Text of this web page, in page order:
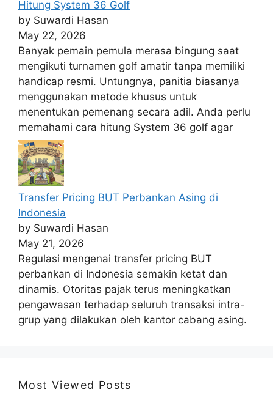
Hitung System 36 Golf
by Suwardi Hasan
May 22, 2026
Banyak pemain pemula merasa bingung saat
mengikuti turnamen golf amatir tanpa memiliki
handicap resmi. Untungnya, panitia biasanya
menggunakan metode khusus untuk
menentukan pemenang secara adil. Anda perlu
memahami cara hitung System 36 golf agar
Transfer Pricing BUT Perbankan Asing di
Indonesia
by Suwardi Hasan
May 21, 2026
Regulasi mengenai transfer pricing BUT
perbankan di Indonesia semakin ketat dan
dinamis. Otoritas pajak terus meningkatkan
pengawasan terhadap seluruh transaksi intra-
grup yang dilakukan oleh kantor cabang asing.
Most Viewed Posts